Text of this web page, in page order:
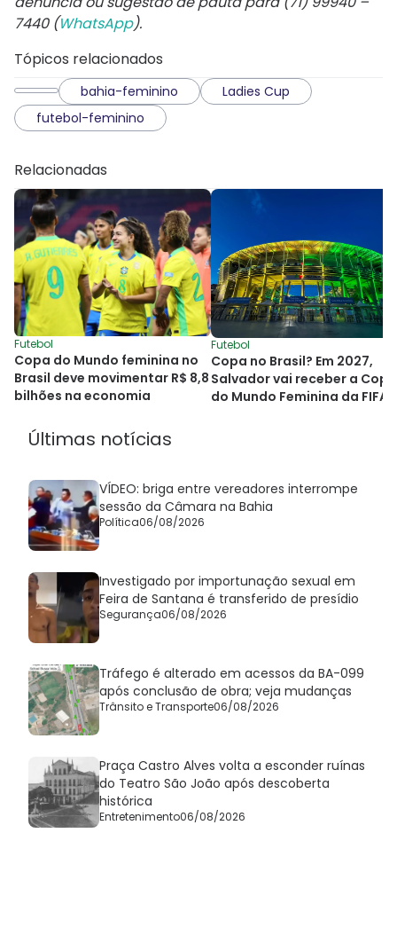
7440 (WhatsApp).
Tópicos relacionados
bahia-feminino
Ladies Cup
futebol-feminino
Relacionadas
Futebol
Copa do Mundo feminina no
Brasil deve movimentar R$ 8,8
bilhões na economia
Futebol
Copa no Brasil? Em 2027,
Salvador vai receber a Copa
do Mundo Feminina da FIFA
Últimas notícias
VÍDEO: briga entre vereadores interrompe
sessão da Câmara na Bahia
Política06/08/2026
Investigado por importunação sexual em
Feira de Santana é transferido de presídio
Segurança06/08/2026
Tráfego é alterado em acessos da BA-099
após conclusão de obra; veja mudanças
Trânsito e Transporte06/08/2026
Praça Castro Alves volta a esconder ruínas
do Teatro São João após descoberta
histórica
Entretenimento06/08/2026